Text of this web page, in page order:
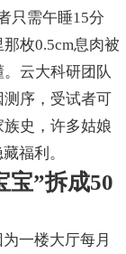
只需午睡15分
枚0.5cm息肉被
云大科研团队
序，受试者可
史，许多姑娘
福利。
宝”拆成50
一楼大厅每月